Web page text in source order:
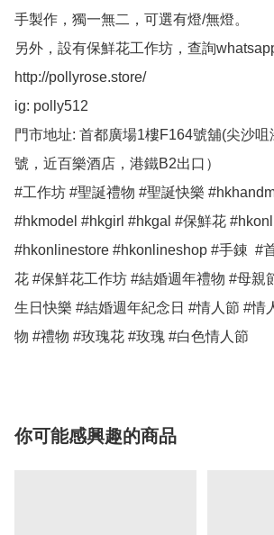
手製作，獨一無二，可選有燈/無燈。
另外，設有保鮮花工作坊，查詢
http://pollyrose.store/
ig: polly512
門市地址: 首都廣場1樓F164號舖(尖沙
號，近百樂酒店，港鐵B2出口）
#工作坊 #聖誕禮物 #聖誕快樂
#hkmodel #hkgirl #hkgal #保鮮花
#hkonlinestore #hkonlineshop #手錬  #
花 #保鮮花工作坊 #結婚週年禮物 #母親
生日快樂 #結婚週年紀念日 #情人節 #情
物 #禮物 #玫瑰花 #玫瑰 #白色情人節
你可能感興趣的商品